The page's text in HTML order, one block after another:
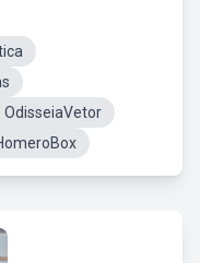
OdisseiaVetor